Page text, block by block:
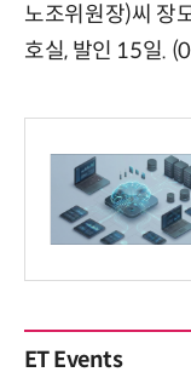
노조위원장)씨 장
호실, 발인 15일.
ET Events